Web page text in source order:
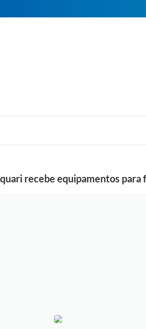
recebe equipamentos